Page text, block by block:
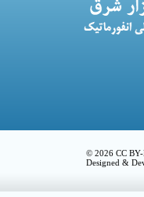
© 2026 CC
Designed &